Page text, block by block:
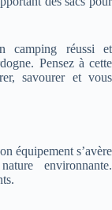
camping réussi et
Pensez à cette
savourer et vous
équipement s’avère
environnante.